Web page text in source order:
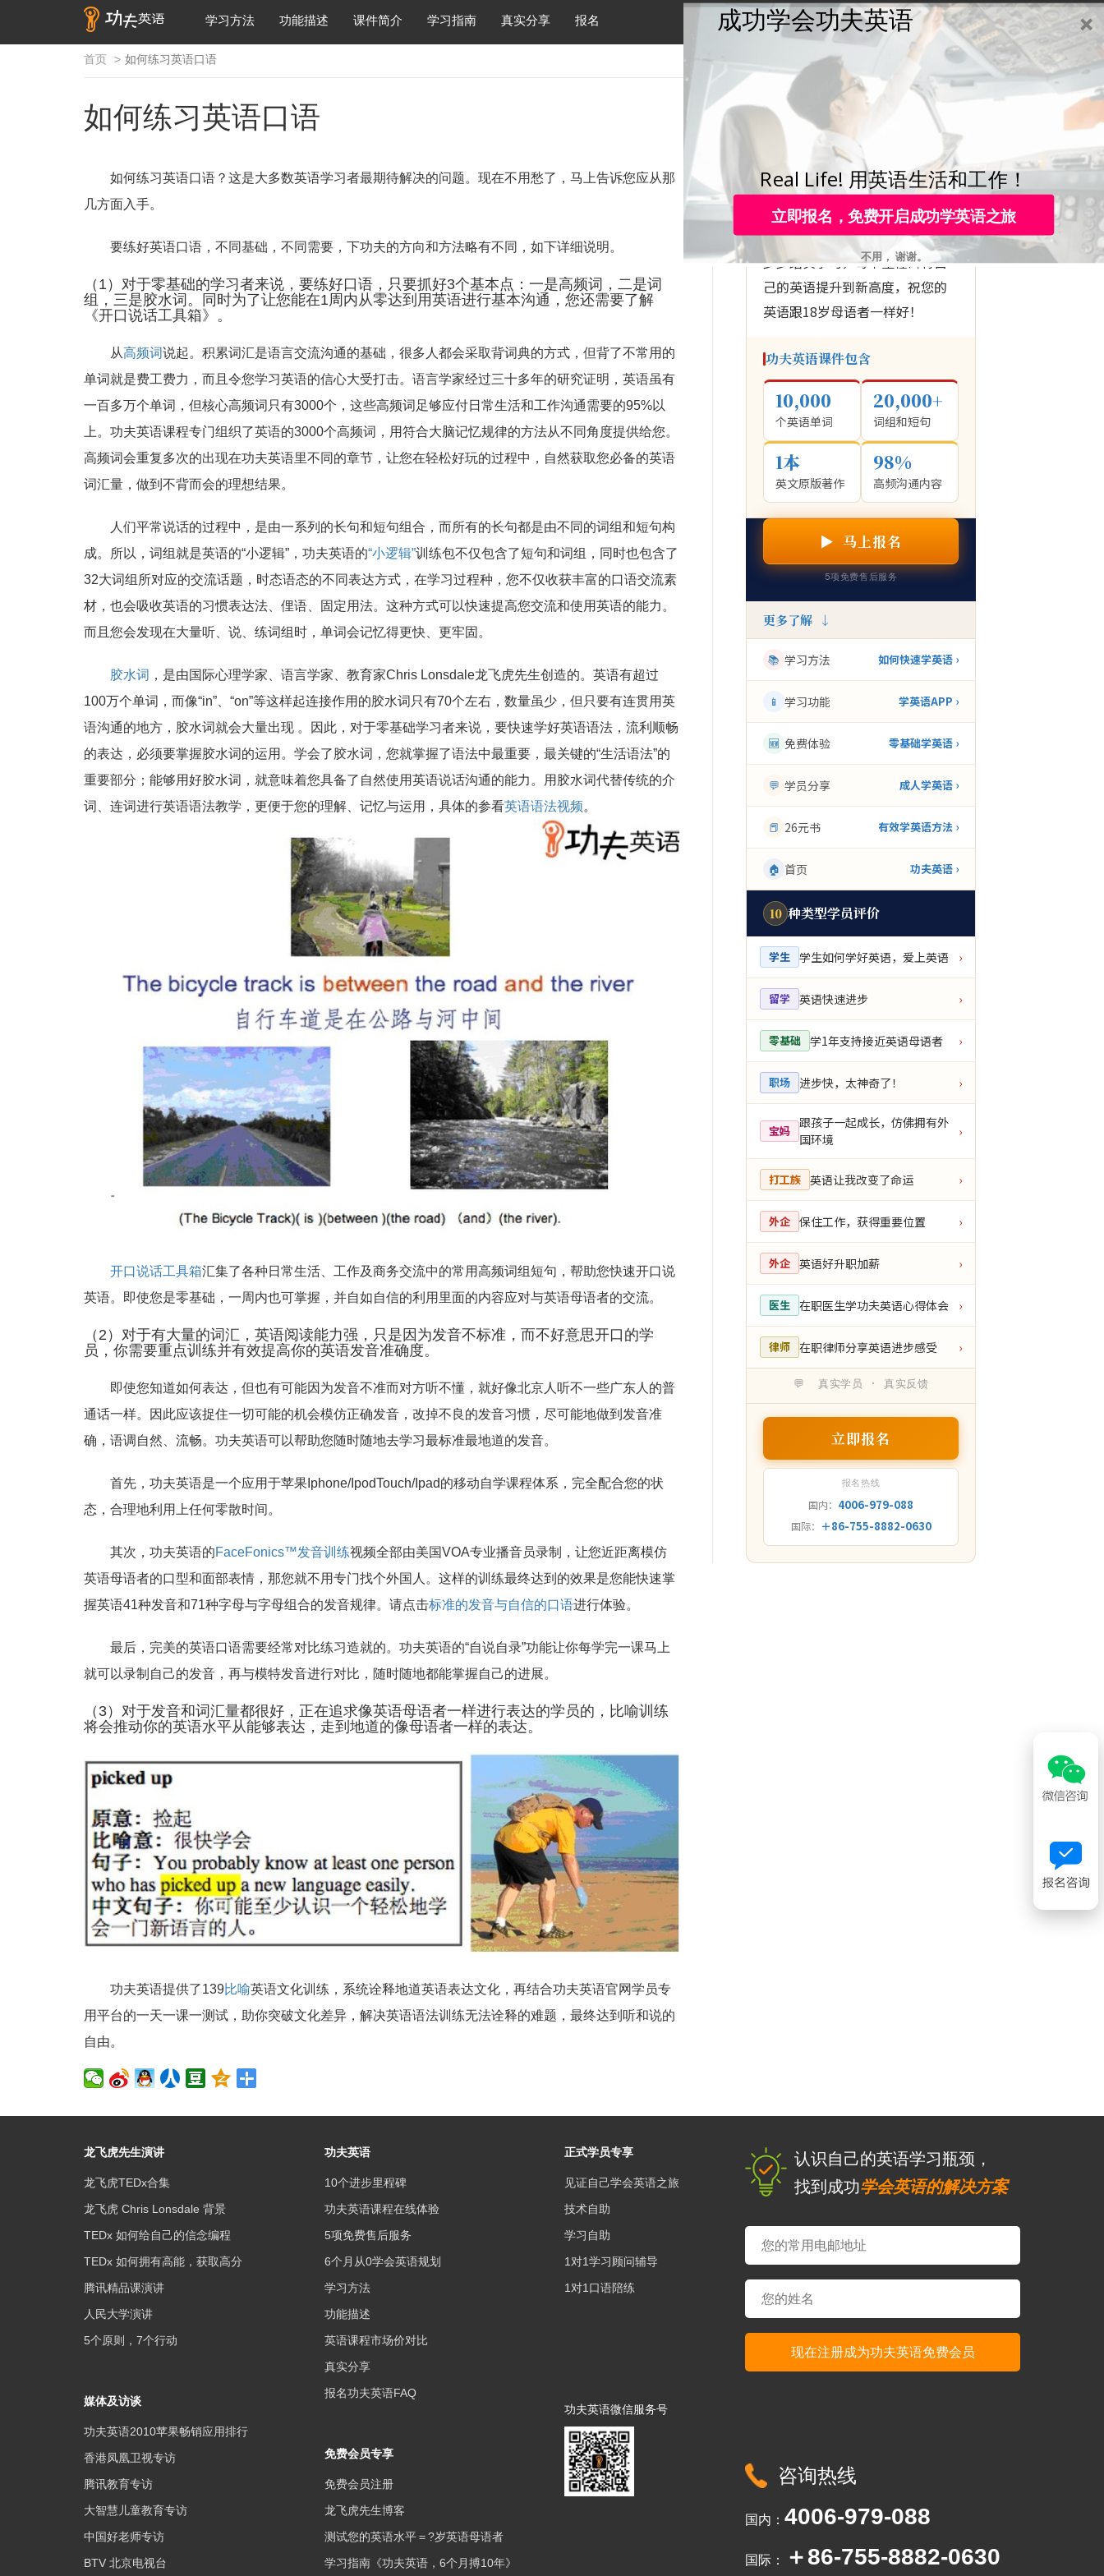
学习方法 功能描述 课件简介 学习指南 真实分享 报名 学员登录
首页 如何练习英语口语 咨询热线： 4006-979-088 或 0755-88820630
如何练习英语口语
如何练习英语口语？这是大多数英语学习者最期待解决的问题。现在不用愁了，马上告诉您应从那
几方面入手。
要练好英语口语，不同基础，不同需要，下功夫的方向和方法略有不同，如下详细说明。
（1）对于零基础的学习者来说，要练好口语，只要抓好3个基本点：一是高频词，二是词
组，三是胶水词。同时为了让您能在1周内从零达到用英语进行基本沟通，您还需要了解
《开口说话工具箱》。
从高频词说起。积累词汇是语言交流沟通的基础，很多人都会采取背词典的方式，但背了不常用的
单词就是费工费力，而且令您学习英语的信心大受打击。语言学家经过三十多年的研究证明，英语虽有
一百多万个单词，但核心高频词只有3000个，这些高频词足够应付日常生活和工作沟通需要的95%以
上。功夫英语课程专门组织了英语的3000个高频词，用符合大脑记忆规律的方法从不同角度提供给您。
高频词会重复多次的出现在功夫英语里不同的章节，让您在轻松好玩的过程中，自然获取您必备的英语
词汇量，做到不背而会的理想结果。
人们平常说话的过程中，是由一系列的长句和短句组合，而所有的长句都是由不同的词组和短句构
成。所以，词组就是英语的“小逻辑”，功夫英语的“小逻辑”训练包不仅包含了短句和词组，同时也包含了
32大词组所对应的交流话题，时态语态的不同表达方式，在学习过程种，您不仅收获丰富的口语交流素
材，也会吸收英语的习惯表达法、俚语、固定用法。这种方式可以快速提高您交流和使用英语的能力。
而且您会发现在大量听、说、练词组时，单词会记忆得更快、更牢固。
胶水词 ，是由国际心理学家、语言学家、教育家Chris Lonsdale龙飞虎先生创造的。英语有超过
100万个单词，而像“in”、“on”等这样起连接作用的胶水词只有70个左右，数量虽少，但只要有连贯用英
语沟通的地方，胶水词就会大量出现 。因此，对于零基础学习者来说，要快速学好英语语法，流利顺畅
的表达，必须要掌握胶水词的运用。学会了胶水词，您就掌握了语法中最重要，最关键的“生活语法”的
重要部分；能够用好胶水词，就意味着您具备了自然使用英语说话沟通的能力。用胶水词代替传统的介
词、连词进行英语语法教学，更便于您的理解、记忆与运用，具体的参看英语语法视频。
开口说话工具箱汇集了各种日常生活、工作及商务交流中的常用高频词组短句，帮助您快速开口说
英语。即使您是零基础，一周内也可掌握，并自如自信的利用里面的内容应对与英语母语者的交流。
（2）对于有大量的词汇，英语阅读能力强，只是因为发音不标准，而不好意思开口的学
员，你需要重点训练并有效提高你的英语发音准确度。
即使您知道如何表达，但也有可能因为发音不准而对方听不懂，就好像北京人听不一些广东人的普
通话一样。因此应该捉住一切可能的机会模仿正确发音，改掉不良的发音习惯，尽可能地做到发音准
确，语调自然、流畅。功夫英语可以帮助您随时随地去学习最标准最地道的发音。
首先，功夫英语是一个应用于苹果Iphone/IpodTouch/Ipad的移动自学课程体系，完全配合您的状
态，合理地利用上任何零散时间。
其次，功夫英语的FaceFonics™发音训练视频全部由美国VOA专业播音员录制，让您近距离模仿
英语母语者的口型和面部表情，那您就不用专门找个外国人。这样的训练最终达到的效果是您能快速掌
握英语41种发音和71种字母与字母组合的发音规律。请点击标准的发音与自信的口语进行体验。
最后，完美的英语口语需要经常对比练习造就的。功夫英语的“自说自录”功能让你每学完一课马上
就可以录制自己的发音，再与模特发音进行对比，随时随地都能掌握自己的进展。
（3）对于发音和词汇量都很好，正在追求像英语母语者一样进行表达的学员的，比喻训练
将会推动你的英语水平从能够表达，走到地道的像母语者一样的表达。
功夫英语提供了139比喻英语文化训练，系统诠释地道英语表达文化，再结合功夫英语官网学员专
用平台的一天一课一测试，助你突破文化差异，解决英语语法训练无法诠释的难题，最终达到听和说的
自由。
▶ KUNGFU ENGLISH
成功学会英语
跟随功夫英语的10个里程碑， 一
步步踏实学习，每个里程碑将自
己的英语提升到新高度，祝您的
英语跟18岁母语者一样好！
功夫英语课件包含
10,000
个英语单词
20,000+
词组和短句
1本
英文原版著作
98%
高频沟通内容
▶ 马上报名
5项免费售后服务
更多了解 ↓
📚 学习方法 如何快速学英语 ›
📱 学习功能 学英语APP ›
🆕 免费体验 零基础学英语 ›
💬 学员分享 成人学英语 ›
📕 26元书 有效学英语方法 ›
🏠 首页 功夫英语 ›
10 种类型学员评价
学生 学生如何学好英语，爱上英语 ›
留学 英语快速进步 ›
零基础 学1年支持接近英语母语者 ›
职场 进步快，太神奇了！ ›
宝妈
跟孩子一起成长，仿佛拥有外
国环境
›
打工族 英语让我改变了命运 ›
外企 保住工作，获得重要位置 ›
外企 英语好升职加薪 ›
医生 在职医生学功夫英语心得体会 ›
律师 在职律师分享英语进步感受 ›
💬 真实学员 · 真实反馈
立即报名
报名热线
国内： 4006-979-088
国际： ＋86-755-8882-0630
龙飞虎先生演讲
龙飞虎TEDx合集
龙飞虎 Chris Lonsdale 背景
TEDx 如何给自己的信念编程
TEDx 如何拥有高能，获取高分
腾讯精品课演讲
人民大学演讲
5个原则，7个行动
媒体及访谈
功夫英语2010苹果畅销应用排行
香港凤凰卫视专访
腾讯教育专访
大智慧儿童教育专访
中国好老师专访
BTV 北京电视台
功夫英语
10个进步里程碑
功夫英语课程在线体验
5项免费售后服务
6个月从0学会英语规划
学习方法
功能描述
英语课程市场价对比
真实分享
报名功夫英语FAQ
免费会员专享
免费会员注册
龙飞虎先生博客
测试您的英语水平＝?岁英语母语者
学习指南《功夫英语，6个月搏10年》
正式学员专享
见证自己学会英语之旅
技术自助
学习自助
1对1学习顾问辅导
1对1口语陪练
功夫英语微信服务号
认识自己的英语学习瓶颈，
找到成功学会英语的解决方案
咨询热线
国内： 4006-979-088
国际： ＋86-755-8882-0630
立即报名，免费开启成功学英语之旅
成功学会功夫英语
Real Life! 用英语生活和工作！
不用， 谢谢。